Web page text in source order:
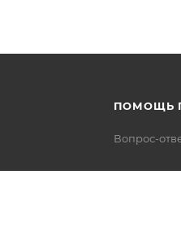
ПОМОЩЬ
Вопрос-